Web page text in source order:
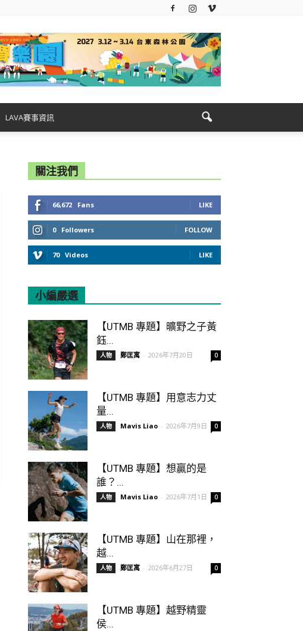
LAVA賽事資訊
關注我們
66,672 Fans LIKE
0 Followers FOLLOW
70 Videos LIKE
小編嚴選
【UTMB 專題】曠野之子黃
鈺...
人物 鄭匡寓 - 2026年7月20日 0
【UTMB 專題】用意志力丈
量...
人物 Mavis Liao - 2026年7月9日 0
【UTMB 專題】想贏的是
誰？...
人物 Mavis Liao - 2026年7月1日 0
【UTMB 專題】山在那裡，
越...
人物 鄭匡寓 - 2026年6月27日 0
【UTMB 專題】越野精靈
侯...